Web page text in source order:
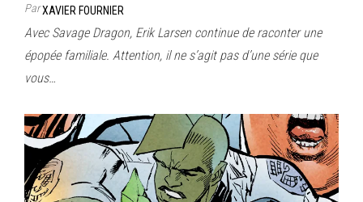
ParXAVIER FOURNIER
Avec Savage Dragon, Erik Larsen continue de raconter une
épopée familiale. Attention, il ne s’agit pas d’une série que
vous…